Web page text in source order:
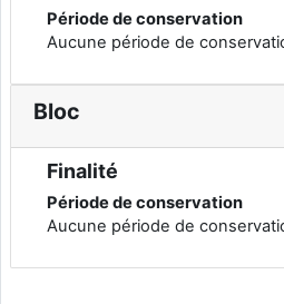
Période de conservation
Aucune période de
Bloc
Finalité
Période de conservation
Aucune période de